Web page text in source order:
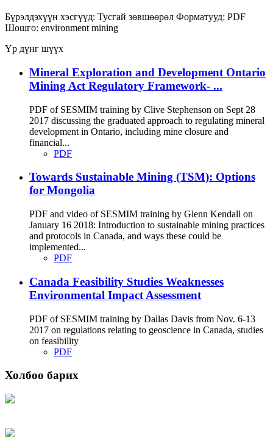
Бүрэлдэхүүн хэсгүүд: Тусгай зөвшөөрөл Форматууд: PDF
Шошго: environment mining
Үр дүнг шүүх
Mineral Exploration and Development Ontario
Mining Act Regulatory Framework- ...
PDF of SESMIM training by Clive Stephenson on Sept 28
2017 discussing the graduated approach to regulating mineral
development in Ontario, including mine closure and
financial...
PDF
Towards Sustainable Mining (TSM): Options
for Mongolia
PDF and video of SESMIM training by Glenn Kendall on
January 16 2018: Introduction to sustainable mining practices
and protocols in Canada, and ways these could be
implemented...
PDF
Canada Feasibility Studies Weaknesses
Environmental Impact Assessment
PDF of SESMIM training by Dallas Davis from Nov. 6-13
2017 on regulations relating to geoscience in Canada, studies
on feasibility
PDF
Холбоо барих